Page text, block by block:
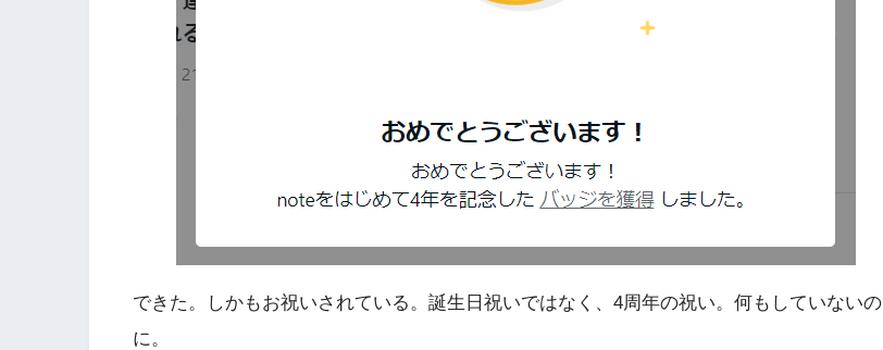
できた。しかもお祝いされている。誕生日祝いではなく、4周年の祝い。何もしていないの
に。